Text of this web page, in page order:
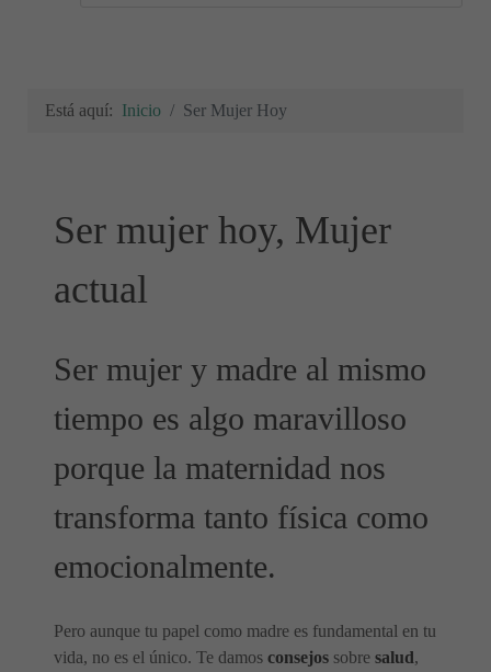
Está aquí: Inicio Ser Mujer Hoy
Ser mujer hoy, Mujer
actual
Ser mujer y madre al mismo
tiempo es algo maravilloso
porque la maternidad nos
transforma tanto física como
emocionalmente.
Pero aunque tu papel como madre es fundamental en tu
vida, no es el único. Te damos consejos sobre salud,